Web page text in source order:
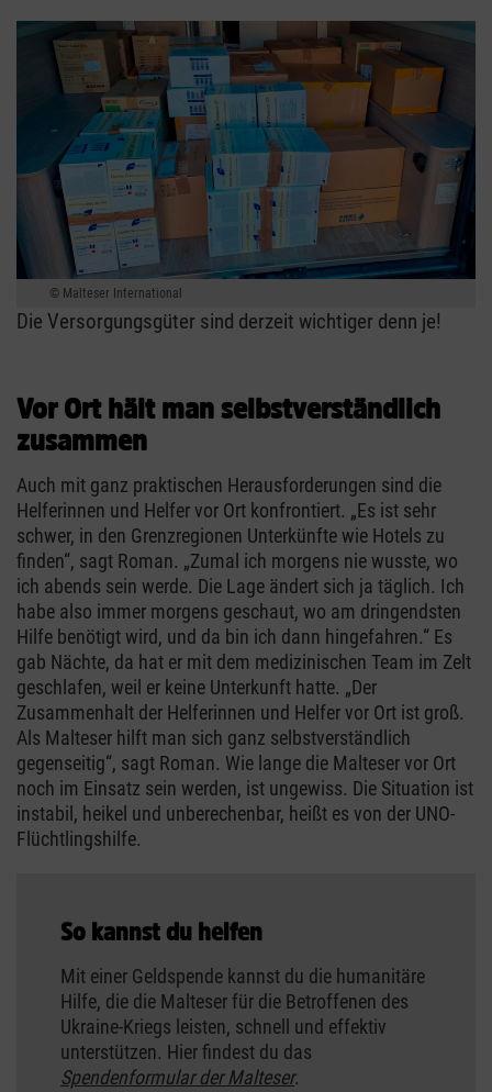
Malteser International
Die Versorgungsgüter sind derzeit wichtiger denn je!
Vor Ort hält man selbstverständlich
zusammen
Auch mit ganz praktischen Herausforderungen sind die
Helferinnen und Helfer vor Ort konfrontiert. „Es ist sehr
schwer, in den Grenzregionen Unterkünfte wie Hotels zu
finden“, sagt Roman. „Zumal ich morgens nie wusste, wo
ich abends sein werde. Die Lage ändert sich ja täglich. Ich
habe also immer morgens geschaut, wo am dringendsten
Hilfe benötigt wird, und da bin ich dann hingefahren.“ Es
gab Nächte, da hat er mit dem medizinischen Team im Zelt
geschlafen, weil er keine Unterkunft hatte. „Der
Zusammenhalt der Helferinnen und Helfer vor Ort ist groß.
Als Malteser hilft man sich ganz selbstverständlich
gegenseitig“, sagt Roman. Wie lange die Malteser vor Ort
noch im Einsatz sein werden, ist ungewiss. Die Situation ist
instabil, heikel und unberechenbar, heißt es von der UNO-
Flüchtlingshilfe.
So kannst du helfen
Mit einer Geldspende kannst du die humanitäre
Hilfe, die die Malteser für die Betroffenen des
Ukraine-Kriegs leisten, schnell und effektiv
unterstützen. Hier findest du das
Spendenformular der Malteser.